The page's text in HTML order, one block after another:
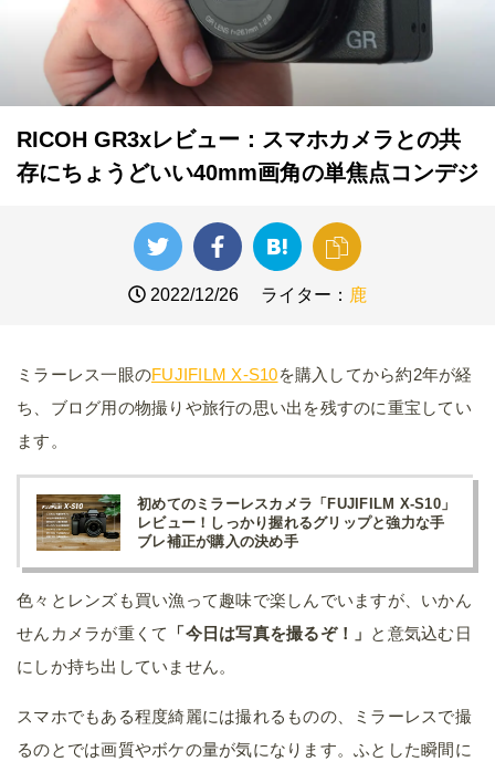
RICOH GR3xレビュー：スマホカメラとの共
存にちょうどいい40mm画角の単焦点コンデジ
2022/12/26 ライター： 鹿
ミラーレス一眼のFUJIFILM X-S10を購入してから約2年が経
ち、ブログ用の物撮りや旅行の思い出を残すのに重宝してい
ます。
初めてのミラーレスカメラ「FUJIFILM X-S10」
レビュー！しっかり握れるグリップと強力な手
ブレ補正が購入の決め手
色々とレンズも買い漁って趣味で楽しんでいますが、いかん
せんカメラが重くて
「今日は写真を撮るぞ！」 と意気込む日
にしか持ち出していません。
スマホでもある程度綺麗には撮れるものの、ミラーレスで撮
るのとでは画質やボケの量が気になります。ふとした瞬間に